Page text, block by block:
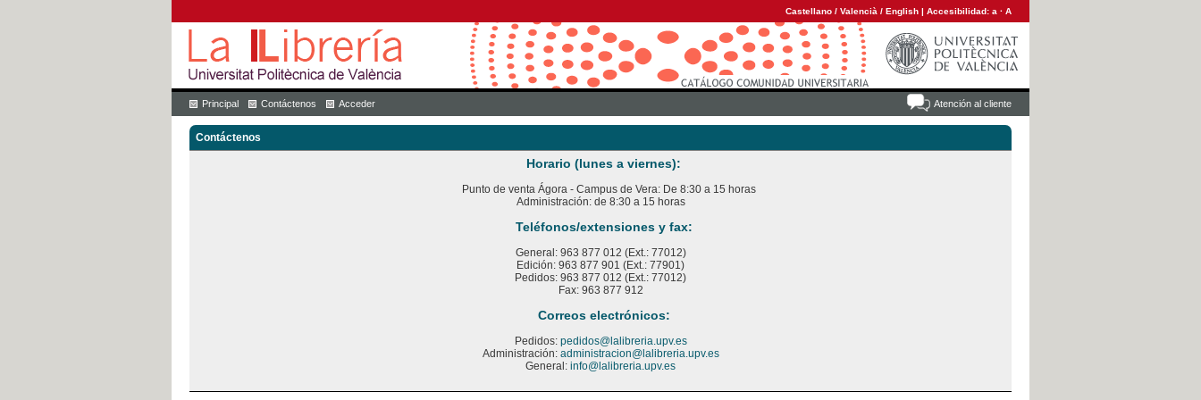
Castellano / Valencià / English | Accesibilidad: a · A
Atención al cliente
Principal Contáctenos Acceder
Contáctenos
Horario (lunes a viernes):
Punto de venta Ágora - Campus de Vera: De 8:30 a 15 horas
Administración: de 8:30 a 15 horas
Teléfonos/extensiones y fax:
General: 963 877 012 (Ext.: 77012)
Edición: 963 877 901 (Ext.: 77901)
Pedidos: 963 877 012 (Ext.: 77012)
Fax: 963 877 912
Correos electrónicos:
Pedidos: pedidos@lalibreria.upv.es
Administración: administracion@lalibreria.upv.es
General: info@lalibreria.upv.es